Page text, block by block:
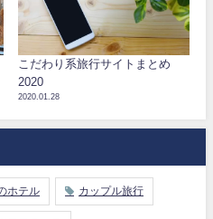
こだわり系旅行サイトまとめ
2020
2020.01.28
ホテル カップル旅行